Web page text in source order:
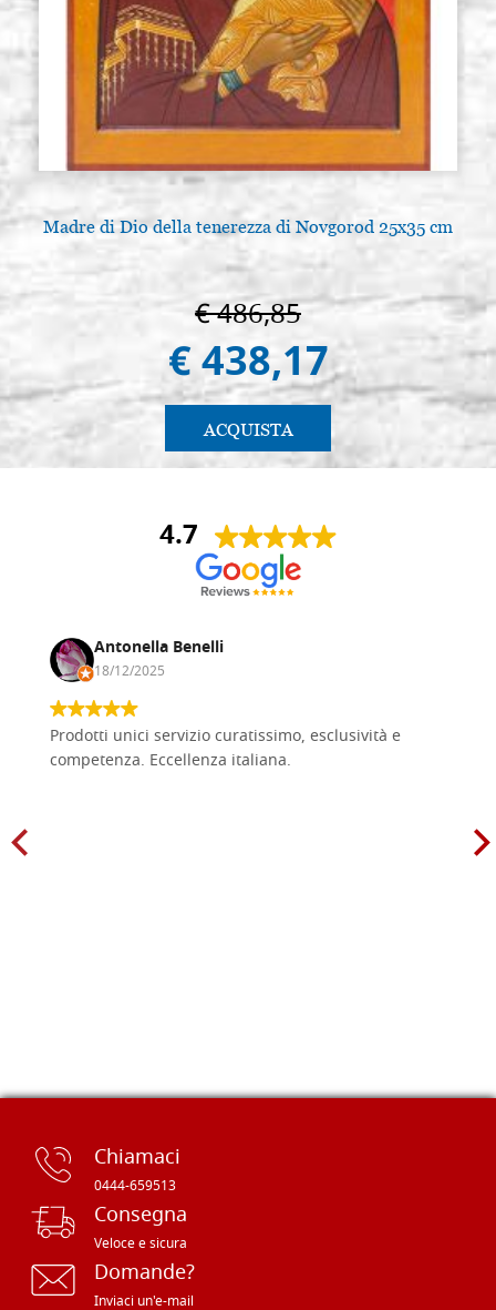
Madre di Dio della tenerezza di Novgorod 25x35 cm
€ 486,85
€ 438,17
ACQUISTA
4.7
Antonella Benelli
18/12/2025
Prodotti unici servizio curatissimo, esclusività e
competenza. Eccellenza italiana.
Chiamaci
0444-659513
Consegna
Veloce e sicura
Domande?
Inviaci un'e-mail